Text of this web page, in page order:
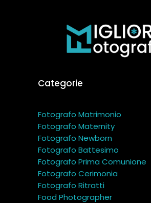
Categorie
Fotografo Matrimonio
Fotografo Maternity
Fotografo Newborn
Fotografo Battesimo
Fotografo Prima Comunione
Fotografo Cerimonia
Fotografo Ritratti
Food Photographer